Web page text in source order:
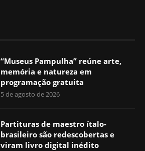
“Museus Pampulha” reúne arte,
memória e natureza em
programação gratuita
5 de agosto de 2026
Partituras de maestro ítalo-
brasileiro são redescobertas e
viram livro digital inédito